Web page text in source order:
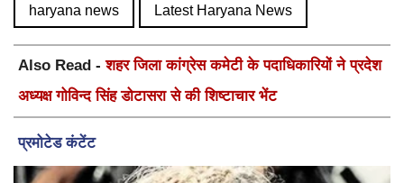
haryana news Latest Haryana News
Also Read -शहर जिला कांग्रेस कमेटी के पदाधिकारियों ने प्रदेश
अध्यक्ष गोविन्द सिंह डोटासरा से की शिष्टाचार भेंट